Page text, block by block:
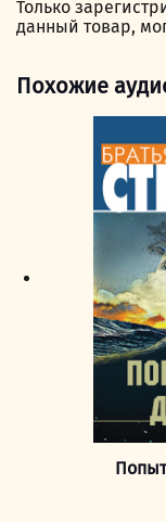
Только
данный товар,
Похожие